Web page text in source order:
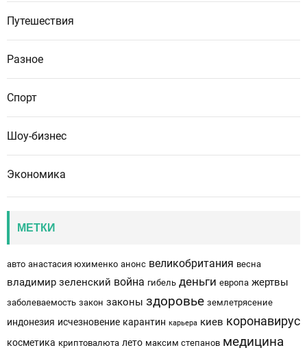
Путешествия
Разное
Спорт
Шоу-бизнес
Экономика
МЕТКИ
авто анастасия юхименко анонс великобритания весна
владимир зеленский война гибель деньги европа жертвы
заболеваемость закон законы здоровье землетрясение
индонезия исчезновение карантин карьера киев коронавирус
косметика криптовалюта лето максим степанов медицина